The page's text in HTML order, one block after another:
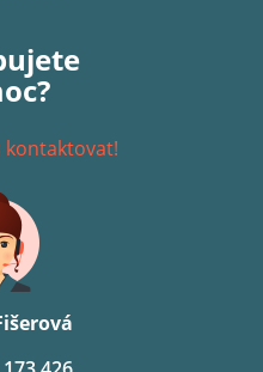
kontaktovat!